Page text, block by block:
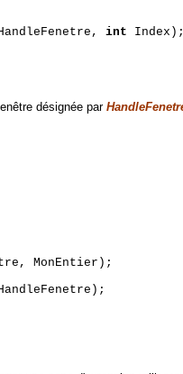
HandleFenetre, int Index);
désignée par
MonEntier);